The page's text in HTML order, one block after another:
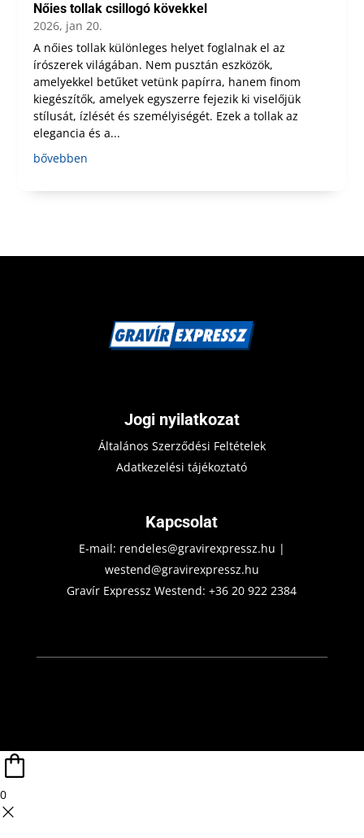
Nőies tollak csillogó kövekkel
2026, jan 20.
A nőies tollak különleges helyet foglalnak el az
írószerek világában. Nem pusztán eszközök,
amelyekkel betűket vetünk papírra, hanem finom
kiegészítők, amelyek egyszerre fejezik ki viselőjük
stílusát, ízlését és személyiségét. Ezek a tollak az
elegancia és a...
bővebben
Jogi nyilatkozat
Általános Szerződési Feltételek
Adatkezelési tájékoztató
Kapcsolat
E-mail: rendeles@gravirexpressz.hu |
westend@gravirexpressz.hu
Gravír Expressz Westend:+36 20 922 2384
0